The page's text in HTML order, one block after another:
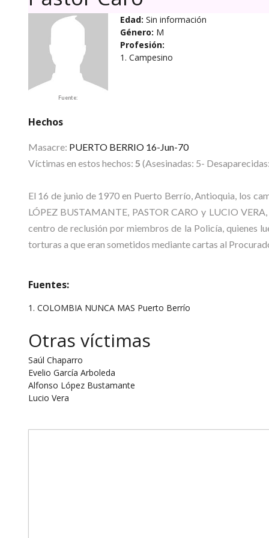
Fuente:
Edad: Sin información
Género: M
Profesión:
1. Campesino
Hechos
Masacre: PUERTO BERRIO 16-Jun-70
Víctimas en estos hechos: 5 (Asesinadas: 5-
El 16 de junio de 1970 en Puerto Berrío, Antioquia, los
LÓPEZ BUSTAMANTE, PASTOR CARO y LUCIO
centro de reclusión por miembros de la Policía, quienes
torturas a que eran sometidos mediante cartas al
Fuentes:
1. COLOMBIA NUNCA MAS Puerto Berrío
Otras víctimas
Saúl Chaparro
Evelio García Arboleda
Alfonso López Bustamante
Lucio Vera